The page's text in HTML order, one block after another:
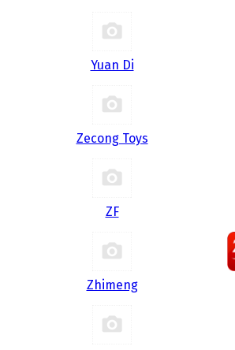
Yuan Di
Zecong Toys
ZF
Zhimeng